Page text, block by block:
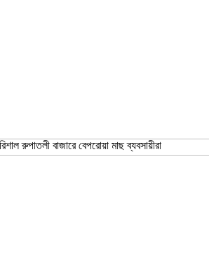
রুপাতলী বাজারে বেপরোয়া মাছ ব্যবসায়ীরা